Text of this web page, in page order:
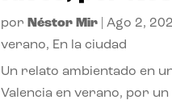
por Néstor Mir |Ago 2,
verano, En la ciudad
Un relato ambientado en
Valencia en verano, por